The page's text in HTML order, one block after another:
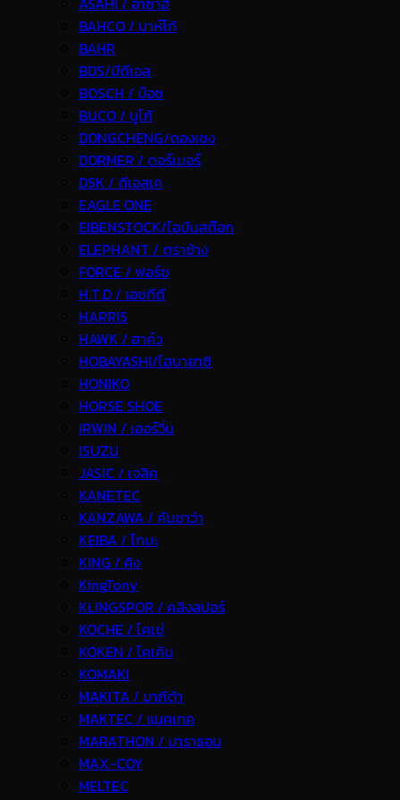
BAHCO / บาห์โก้
BAHR
BDS/บีดีเอส
BOSCH / บ๊อช
BUCO / บูโก้
DONGCHENG/ดองเชง
DORMER / ดอร์เมอร์
DSK / ดีเอสเค
EAGLE ONE
EIBENSTOCK/ไอบีนสต๊อก
ELEPHANT / ตราช้าง
FORCE / ฟอร์ช
H.T.D / เอชทีดี
HARRIS
HAWK / ฮาค์ว
HOBAYASHI/โฮบายาชิ
HONIKO
HORSE SHOE
IRWIN / เออร์วิ่น
ISUZU
JASIC / เจสิค
KANETEC
KANZAWA / คันซาว่า
KEIBA / ไกบะ
KING / คิง
KingTony
KLINGSPOR / คลิงสปอร์
KOCHE / โคเช่
KOKEN / โคเค้น
KOMAKI
MAKITA / มากีต้า
MAKTEC / แมคเทค
MARATHON / มาราธอน
MAX-COY
MELTEC